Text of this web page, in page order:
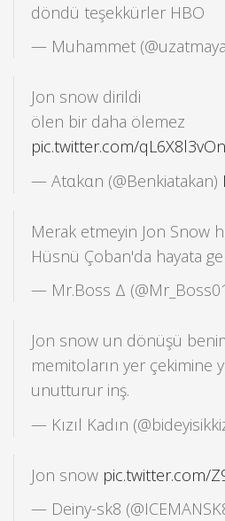
döndü teşekkürler HBO
— Muhammet
Jon snow dirildi
ölen bir daha ölemez
pic.twitter.com/qL6X8l3vOn
— Atαkαn (@Benkiatakan)
Merak etmeyin Jon Snow
Hüsnü Çoban'da hayata
— Mr.Boss Δ
Jon snow un dönüşü
memitoların yer çekimine
unutturur inş.
— Kızıl Kadın
Jon snow pic.twitter.com/
— Deiny-sk8